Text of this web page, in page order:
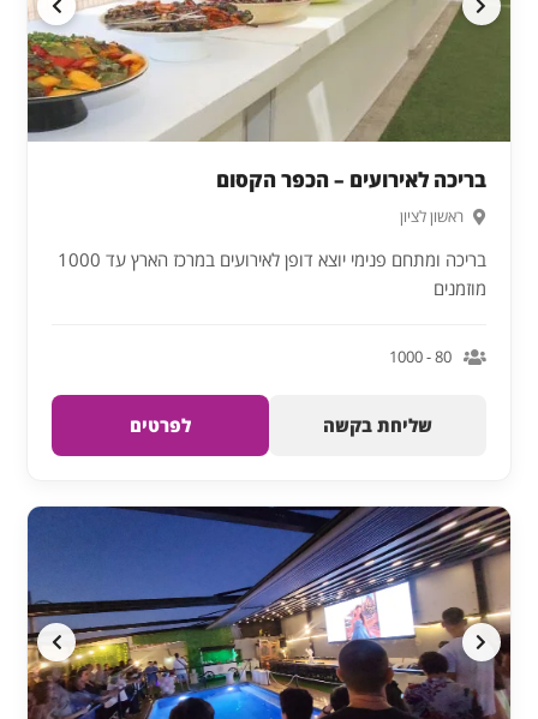
בריכה לאירועים – הכפר הקסום
ראשון לציון
בריכה ומתחם פנימי יוצא דופן לאירועים במרכז הארץ עד 1000
מוזמנים
80 - 1000
שליחת בקשה לפרטים